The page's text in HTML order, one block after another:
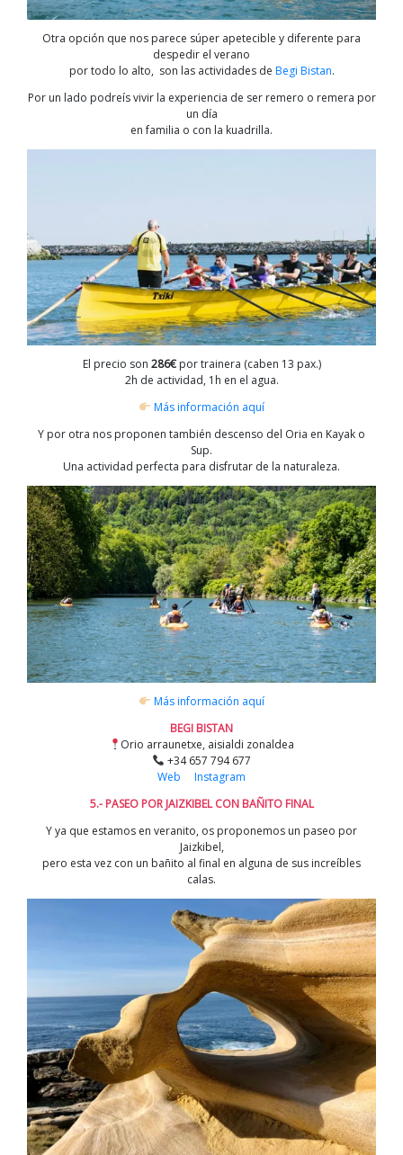
Otra opción que nos parece súper apetecible y diferente para
despedir el verano
por todo lo alto, son las actividades de Begi Bistan.
Por un lado podreís vivir la experiencia de ser remero o remera por
un día
en familia o con la kuadrilla.
El precio son 286€por trainera (caben 13 pax.)
2h de actividad, 1h en el agua.
Más información aquí
Y por otra nos proponen también descenso del Oria en Kayak o
Sup.
Una actividad perfecta para disfrutar de la naturaleza.
Más información aquí
BEGI BISTAN
Orio arraunetxe, aisialdi zonaldea
+34 657 794 677
Web
Instagram
5.- PASEO POR JAIZKIBEL CON BAÑITO FINAL
Y ya que estamos en veranito, os proponemos un paseo por
Jaizkibel,
pero esta vez con un bañito al final en alguna de sus increíbles
calas.